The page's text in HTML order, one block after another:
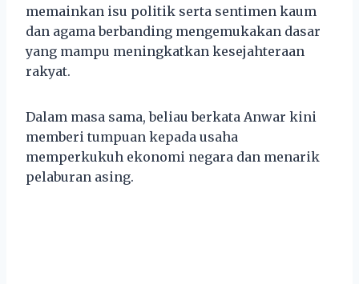
memainkan isu politik serta sentimen kaum
dan agama berbanding mengemukakan dasar
yang mampu meningkatkan kesejahteraan
rakyat.
Dalam masa sama, beliau berkata Anwar kini
memberi tumpuan kepada usaha
memperkukuh ekonomi negara dan menarik
pelaburan asing.